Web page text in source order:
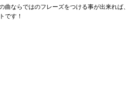
曲ならではのフレーズをつける事が出来れば、
です！